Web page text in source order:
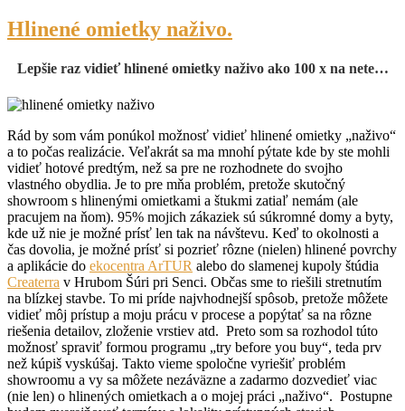
Hlinené omietky naživo.
Lepšie raz vidieť hlinené omietky naživo ako 100 x na nete…
Rád by som vám ponúkol možnosť vidieť hlinené omietky „naživo“
a to počas realizácie. Veľakrát sa ma mnohí pýtate kde by ste mohli
vidieť hotové predtým, než sa pre ne rozhodnete do svojho
vlastného obydlia. Je to pre mňa problém, pretože skutočný
showroom s hlinenými omietkami a štukmi zatiaľ nemám (ale
pracujem na ňom). 95% mojich zákaziek sú súkromné domy a byty,
kde už nie je možné prísť len tak na návštevu. Keď to okolnosti a
čas dovolia, je možné prísť si pozrieť rôzne (nielen) hlinené povrchy
a aplikácie do ekocentra ArTUR alebo do slamenej kupoly štúdia
Createrra v Hrubom Šúri pri Senci. Občas sme to riešili stretnutím
na blízkej stavbe. To mi príde najvhodnejší spôsob, pretože môžete
vidieť môj prístup a moju prácu v procese a popýtať sa na rôzne
riešenia detailov, zloženie vrstiev atd. Preto som sa rozhodol túto
možnosť spraviť formou programu „try before you buy“, teda prv
než kúpiš vyskúšaj. Takto vieme spoločne vyriešiť problém
showroomu a vy sa môžete nezáväzne a zadarmo dozvedieť viac
(nie len) o hlinených omietkach a o mojej práci „naživo“. Postupne